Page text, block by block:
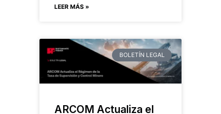
LEER MÁS »
BOLETÍN LEGAL
ARCOM Actualiza el